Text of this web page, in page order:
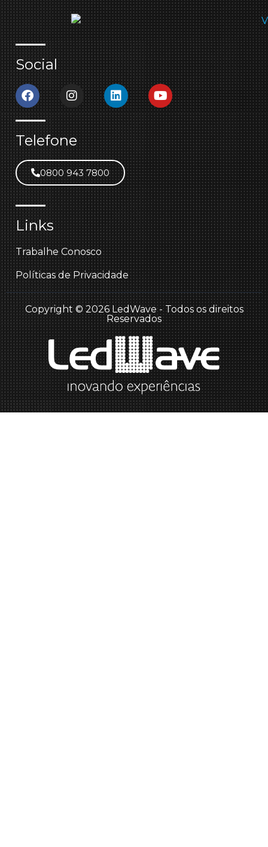
Social
Telefone
0800 943 7800
Links
Trabalhe Conosco
Políticas de Privacidade
Copyright © 2026 LedWave - Todos os direitos
Reservados